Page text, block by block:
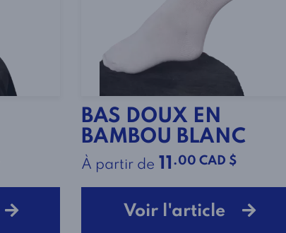
BAS DOUX EN
BAMBOU BLANC
À partir de 11 .00 CAD $
Voir l'article